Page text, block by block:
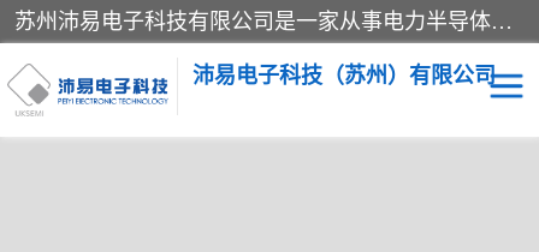
苏州沛易电子科技有限公司是一家从事电力半导体器件和电子元器件的专业代理及分销商，产品包括：IGBT模块、IPM模块、PIM模块、二极管、三极管、可控硅、整流桥、IGBT单管、IGBT电路驱动板、GTR达林顿模块、快恢复二极管、肖特基二极管、熔断器、IC集成电路、快速熔断器等。
沛易电子科技（苏州）有限公司